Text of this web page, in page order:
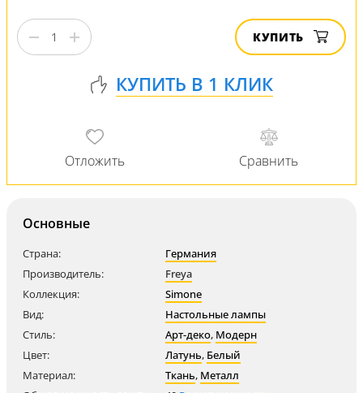
КУПИТЬ
Основные
Страна:
Германия
Производитель:
Freya
Коллекция:
Simone
Вид:
Настольные лампы
Стиль:
Арт-деко, Модерн
Цвет:
Латунь, Белый
Материал:
Ткань, Металл